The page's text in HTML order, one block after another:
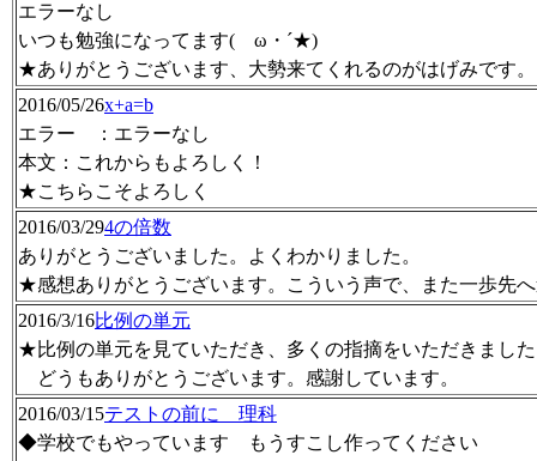
エラーなし
いつも勉強になってます(ゝω・´★)
★ありがとうございます、大勢来てくれるのがはげみです。
2016/05/26x+a=b
エラー ：エラーなし
本文：これからもよろしく！
★こちらこそよろしく
2016/03/294の倍数
ありがとうございました。よくわかりました。
★感想ありがとうございます。こういう声で、また一歩先
2016/3/16比例の単元
★比例の単元を見ていただき、多くの指摘をいただきまし
どうもありがとうございます。感謝しています。
2016/03/15テストの前に 理科
◆学校でもやっています もうすこし作ってください